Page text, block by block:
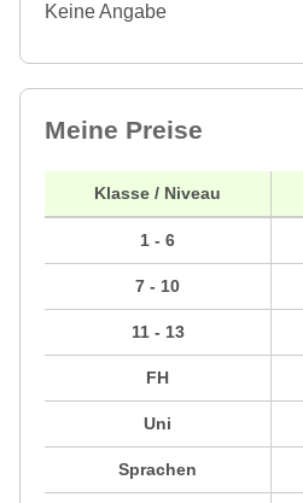
Keine Angabe
Meine Preise
Klasse / Niveau
1 - 6
7 - 10
11 - 13
FH
Uni
Sprachen